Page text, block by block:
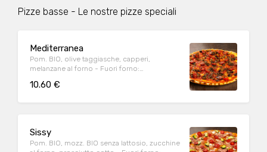
Pizze basse - Le nostre pizze speciali
Mediterranea
Pom. BIO, olive taggiasche, capperi,
melanzane al forno - Fuori forno:
10.60 €
Sissy
Pom. BIO, mozz. BIO senza lattosio, zucchine